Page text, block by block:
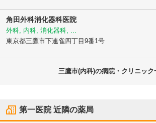
角田外科消化器科医院
外科, 内科, 消化器科, ...
東京都三鷹市下連雀四丁目9番1号
三鷹市(内科)の病院・クリニック
第一医院近隣の薬局